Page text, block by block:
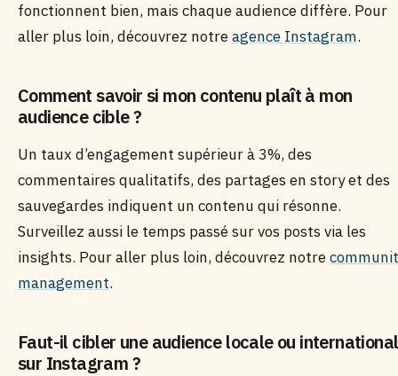
fonctionnent bien, mais chaque audience diffère. Pour
aller plus loin, découvrez notreagence Instagram.
Comment savoir si mon contenu plaît à mon
audience cible ?
Un taux d’engagement supérieur à 3%, des
commentaires qualitatifs, des partages en story et des
sauvegardes indiquent un contenu qui résonne.
Surveillez aussi le temps passé sur vos posts via les
insights. Pour aller plus loin, découvrez notre
management.
Faut-il cibler une audience locale ou
sur Instagram ?